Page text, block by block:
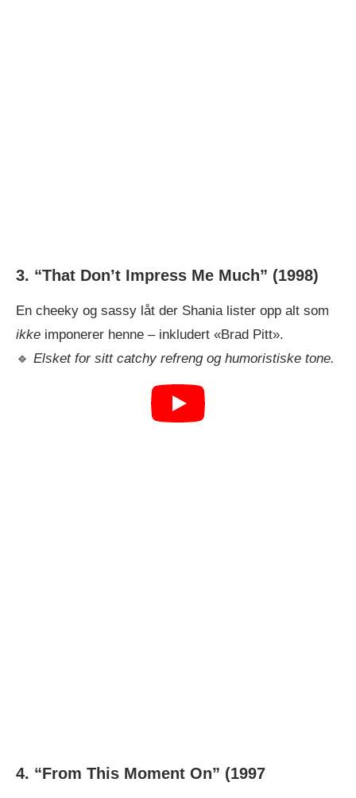
3. “That Don’t Impress Me Much” (1998)
En cheeky og sassy låt der Shania lister opp alt som
ikke imponerer henne – inkludert «Brad Pitt».
🔹 Elsket for sitt catchy refreng og humoristiske tone.
4. “From This Moment On” (1997